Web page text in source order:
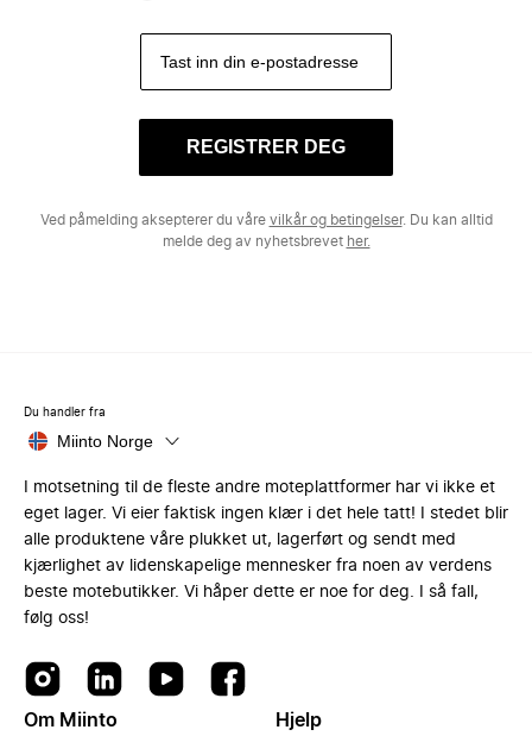
REGISTRER DEG
Ved påmelding aksepterer du våre vilkår og betingelser. Du kan alltid
melde deg av nyhetsbrevet her.
Du handler fra
Miinto Norge
I motsetning til de fleste andre moteplattformer har vi ikke et
eget lager. Vi eier faktisk ingen klær i det hele tatt! I stedet blir
alle produktene våre plukket ut, lagerført og sendt med
kjærlighet av lidenskapelige mennesker fra noen av verdens
beste motebutikker. Vi håper dette er noe for deg. I så fall,
følg oss!
Om Miinto Hjelp